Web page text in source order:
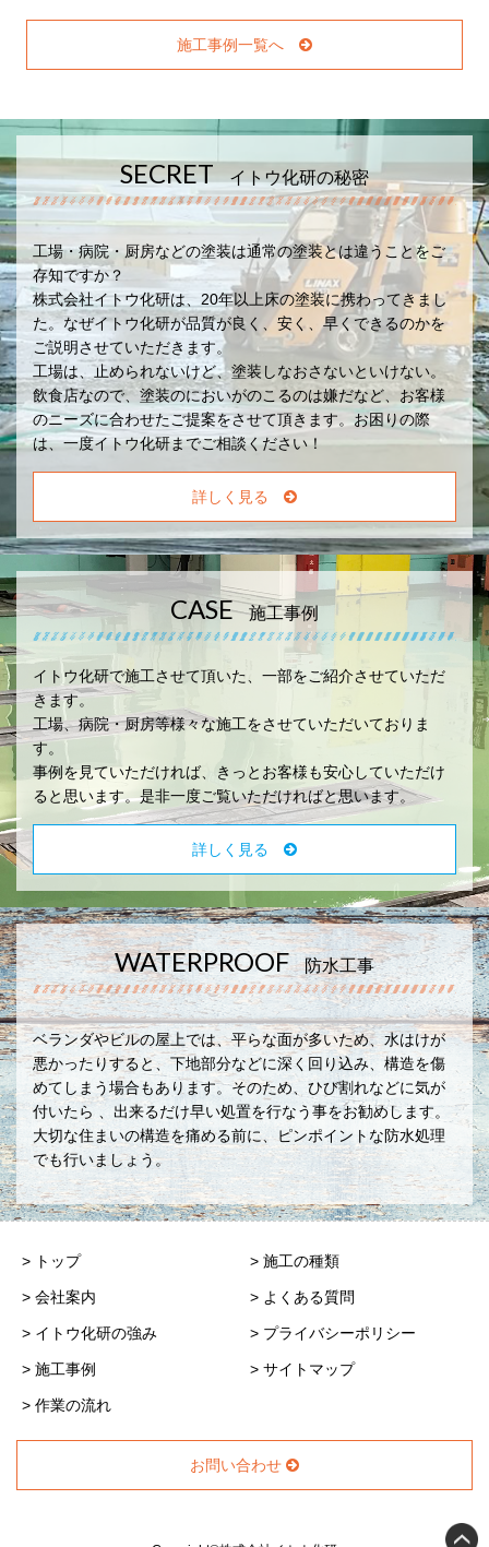
施工事例一覧へ
SECRET イトウ化研の秘密
工場・病院・厨房などの塗装は通常の塗装とは違うことをご
存知ですか？
株式会社イトウ化研は、20年以上床の塗装に携わってきまし
た。なぜイトウ化研が品質が良く、安く、早くできるのかを
ご説明させていただきます。
工場は、止められないけど、塗装しなおさないといけない。
飲食店なので、塗装のにおいがのこるのは嫌だなど、お客様
のニーズに合わせたご提案をさせて頂きます。お困りの際
は、一度イトウ化研までご相談ください！
詳しく見る
CASE 施工事例
イトウ化研で施工させて頂いた、一部をご紹介させていただ
きます。
工場、病院・厨房等様々な施工をさせていただいておりま
す。
事例を見ていただければ、きっとお客様も安心していただけ
ると思います。是非一度ご覧いただければと思います。
詳しく見る
WATERPROOF 防水工事
ベランダやビルの屋上では、平らな面が多いため、水はけが
悪かったりすると、下地部分などに深く回り込み、構造を傷
めてしまう場合もあります。そのため、ひび割れなどに気が
付いたら 、出来るだけ早い処置を行なう事をお勧めします。
大切な住まいの構造を痛める前に、ピンポイントな防水処理
でも行いましょう。
> トップ > 施工の種類
> 会社案内 > よくある質問
> イトウ化研の強み > プライバシーポリシー
> 施工事例 > サイトマップ
> 作業の流れ
お問い合わせ